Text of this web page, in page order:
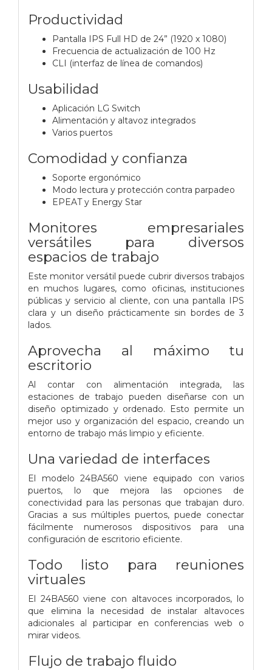
Productividad
Pantalla IPS Full HD de 24” (1920 x 1080)
Frecuencia de actualización de 100 Hz
CLI (interfaz de línea de comandos)
Usabilidad
Aplicación LG Switch
Alimentación y altavoz integrados
Varios puertos
Comodidad y confianza
Soporte ergonómico
Modo lectura y protección contra parpadeo
EPEAT y Energy Star
Monitores empresariales
versátiles para diversos
espacios de trabajo
Este monitor versátil puede cubrir diversos trabajos
en muchos lugares, como oficinas, instituciones
públicas y servicio al cliente, con una pantalla IPS
clara y un diseño prácticamente sin bordes de 3
lados.
Aprovecha al máximo tu
escritorio
Al contar con alimentación integrada, las
estaciones de trabajo pueden diseñarse con un
diseño optimizado y ordenado. Esto permite un
mejor uso y organización del espacio, creando un
entorno de trabajo más limpio y eficiente.
Una variedad de interfaces
El modelo 24BA560 viene equipado con varios
puertos, lo que mejora las opciones de
conectividad para las personas que trabajan duro.
Gracias a sus múltiples puertos, puede conectar
fácilmente numerosos dispositivos para una
configuración de escritorio eficiente.
Todo listo para reuniones
virtuales
El 24BA560 viene con altavoces incorporados, lo
que elimina la necesidad de instalar altavoces
adicionales al participar en conferencias web o
mirar videos.
Flujo de trabajo fluido